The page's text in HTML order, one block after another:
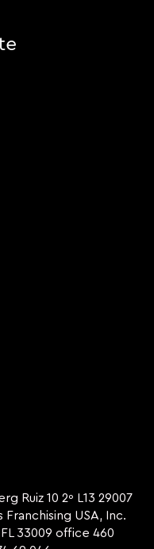
Ruiz 10 2º L13 29007
USA, Inc.
33009 office 460